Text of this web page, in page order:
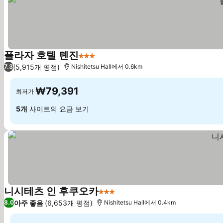
플라자 호텔 톈진3 성급
7.3(5,915개 평점) Nishitetsu Hall에서 0.6km
최저가 ₩79,391
5개 사이트의 요금 보기
니시테츠 인 후쿠오카3 성급
8.0아주 좋음 (6,653개 평점) Nishitetsu Hall에서 0.4km